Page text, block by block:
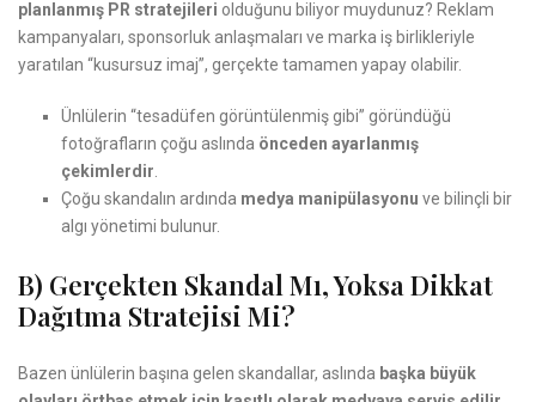
planlanmış PR stratejileri olduğunu biliyor muydunuz? Reklam
kampanyaları, sponsorluk anlaşmaları ve marka iş birlikleriyle
yaratılan “kusursuz imaj”, gerçekte tamamen yapay olabilir.
Ünlülerin “tesadüfen görüntülenmiş gibi” göründüğü
fotoğrafların çoğu aslında önceden ayarlanmış
çekimlerdir
Çoğu skandalın ardında medya manipülasyonu ve bilinçli bir
algı yönetimi bulunur.
B) Gerçekten Skandal Mı, Yoksa Dikkat
Dağıtma Stratejisi Mi?
Bazen ünlülerin başına gelen skandallar, aslında başka büyük